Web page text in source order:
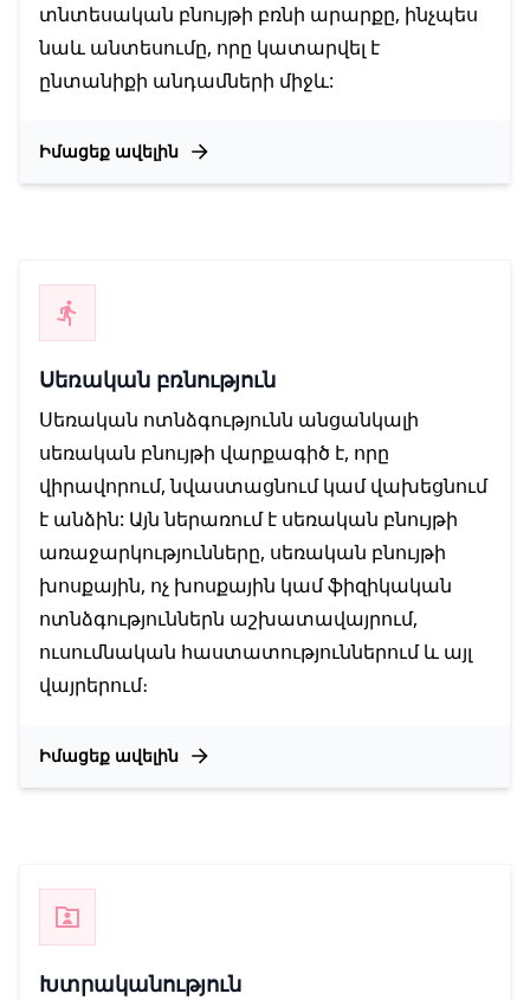
տնտեսական բնույթի բռնի արարքը, ինչպես
նաև անտեսումը, որը կատարվել է
ընտանիքի անդամների միջև:
Իմացեք ավելին
Սեռական բռնություն
Սեռական ոտնձգությունն անցանկալի
սեռական բնույթի վարքագիծ է, որը
վիրավորում, նվաստացնում կամ վախեցնում
է անձին: Այն ներառում է սեռական բնույթի
առաջարկությունները, սեռական բնույթի
խոսքային, ոչ խոսքային կամ ֆիզիկական
ոտնձգություններն աշխատավայրում,
ուսումնական հաստատություններում և այլ
վայրերում։
Իմացեք ավելին
Խտրականություն